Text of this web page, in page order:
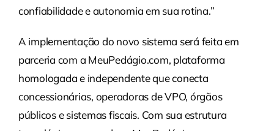
confiabilidade e autonomia em sua rotina.”
A implementação do novo sistema será feita em
parceria com a MeuPedágio.com, plataforma
homologada e independente que conecta
concessionárias, operadoras de VPO, órgãos
públicos e sistemas fiscais. Com sua estrutura